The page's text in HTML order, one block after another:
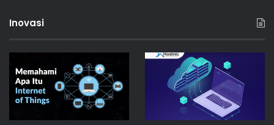
Inovasi